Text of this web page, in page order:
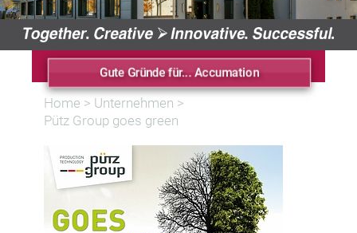
Gute Gründe für... Accumation
Home > Unternehmen >
Pütz Group goes green